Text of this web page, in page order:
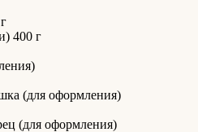
400 г
(для оформления)
(для оформления)